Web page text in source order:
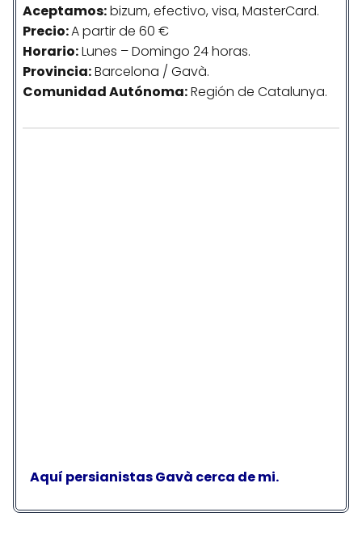
Aceptamos:bizum, efectivo, visa, MasterCard.
Precio:A partir de 60 €
Horario:Lunes – Domingo 24 horas.
Provincia:Barcelona / Gavà.
ComunidadAutónoma:Región de Catalunya.
Aquí persianistas Gavà cerca de mi.